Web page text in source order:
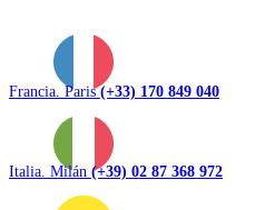
Francia. Paris(+33) 170 849 040
Italia. Milán (+39) 02 87 368 972